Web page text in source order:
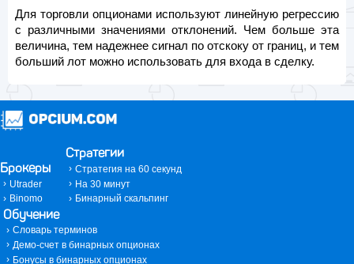
Для торговли опционами используют линейную регрессию
с различными значениями отклонений. Чем больше эта
величина, тем надежнее сигнал по отскоку от границ, и тем
больший лот можно использовать для входа в сделку.
Брокеры
Utrader
Binomo
Стратегии
Стратегия на 60 секунд
На 30 минут
Бинарный скальпинг
Обучение
Словарь терминов
Демо-счет в бинарных опционах
Бонусы в бинарных опционах